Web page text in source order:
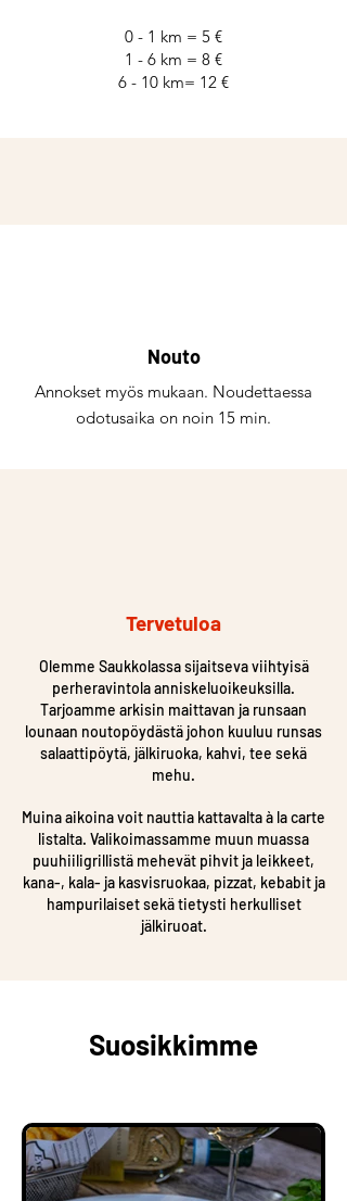
0 - 1 km = 5 €
1 - 6 km = 8 €
6 - 10 km= 12 €
Nouto
Annokset myös mukaan. Noudettaessa
odotusaika on noin 15 min.
Tervetuloa
Olemme Saukkolassa sijaitseva viihtyisä
perheravintola anniskeluoikeuksilla.
Tarjoamme arkisin maittavan ja runsaan
lounaan noutopöydästä johon kuuluu runsas
salaattipöytä, jälkiruoka, kahvi, tee sekä
mehu.
Muina aikoina voit nauttia kattavalta à la carte
listalta. Valikoimassamme muun muassa
puuhiiligrillistä mehevät pihvit ja leikkeet,
kana-, kala- ja kasvisruokaa, pizzat, kebabit ja
hampurilaiset sekä tietysti herkulliset
jälkiruoat.
Suosikkimme